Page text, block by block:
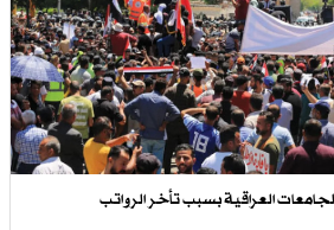
العراقية بسبب تأخر الرواتب